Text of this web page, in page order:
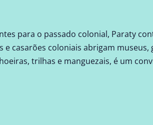
para o passado colonial, Paraty
casarões coloniais abrigam
trilhas e manguezais, é um